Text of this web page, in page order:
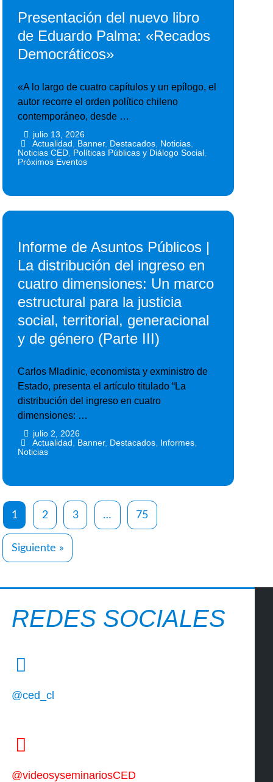
Presentación del nuevo libro
de Eduardo Palma: «Recados
Democráticos»
«A lo largo de cuatro capítulos y un epílogo, el
autor recorre el orden político chileno
contemporáneo, desde …
julio 13, 2026
Actualidad Banner, Destacados, Noticias,
Noticias CED Políticas Públicas y Diálogo Social
Próximos Eventos
Informe de Asuntos Públicos |
La distribución del ingreso en
cuatro dimensiones: Un marco
estructural para la justicia
social, territorial, generacional
y de género (Parte III)
Carlos Mladinic, economista y exministro de
Estado, presenta el artículo titulado “La
distribución del ingreso en cuatro
dimensiones: …
julio 2, 2026
Actualidad Banner, Destacados, Informes,
Noticias
1 2 3 … 75
Siguiente »
REDES SOCIALES
@ced_cl
@videosyseminariosCED